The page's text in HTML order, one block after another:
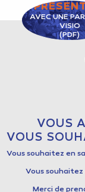
AVEC UNE
VISIO
(PDF)
VOUS
VOUS
Vous souhaitez en
Vous
Merci de